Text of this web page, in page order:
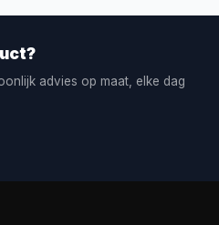
advies op maat, elke dag